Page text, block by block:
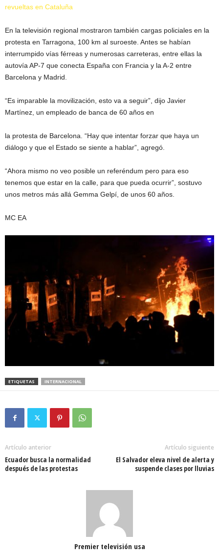
revueltas en Cataluña
En la televisión regional mostraron también cargas policiales en la
protesta en Tarragona, 100 km al suroeste. Antes se habían
interrumpido vías férreas y numerosas carreteras, entre ellas la
autovía AP-7 que conecta España con Francia y la A-2 entre
Barcelona y Madrid.
“Es imparable la movilización, esto va a seguir”, dijo Javier
Martínez, un empleado de banca de 60 años en
la protesta de Barcelona. “Hay que intentar forzar que haya un
diálogo y que el Estado se siente a hablar”, agregó.
“Ahora mismo no veo posible un referéndum pero para eso
tenemos que estar en la calle, para que pueda ocurrir”, sostuvo
unos metros más allá Gemma Gelpí, de unos 60 años.
MC EA
ETIQUETAS INTERNACIONAL
Artículo anterior
Ecuador busca la normalidad
después de las protestas
Artículo siguiente
El Salvador eleva nivel de alerta y
suspende clases por lluvias
Premier televisión usa